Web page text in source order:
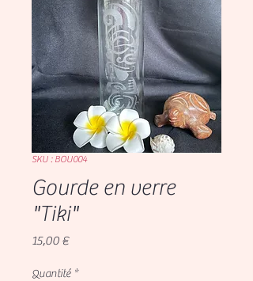
SKU : BOU004
Gourde en verre
"Tiki"
15,00 €Prix
Quantité *